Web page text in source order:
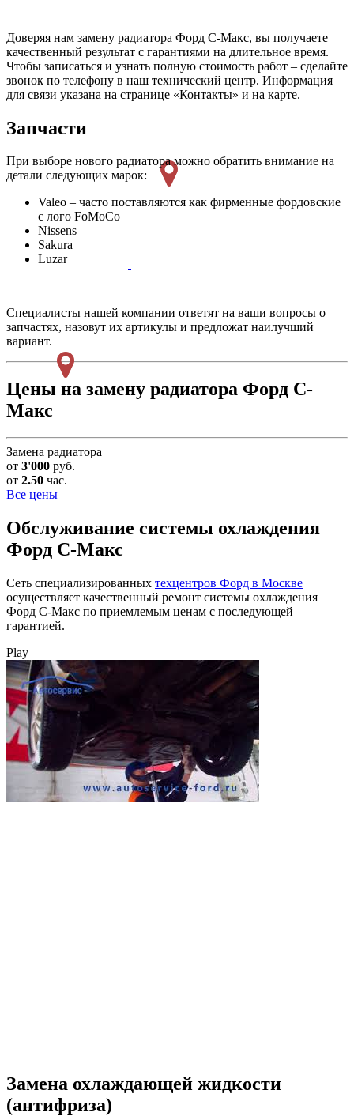
Доверяя нам замену радиатора Форд С-Макс, вы получаете
качественный результат с гарантиями на длительное время.
Чтобы записаться и узнать полную стоимость работ – сделайте
звонок по телефону в наш технический центр. Информация
для связи указана на странице «Контакты» и на карте.
Запчасти
При выборе нового радиатора можно обратить внимание на
детали следующих марок:
Valeo – часто поставляются как фирменные фордовские
с лого FoMoCo
Nissens
Sakura
Luzar
Специалисты нашей компании ответят на ваши вопросы о
запчастях, назовут их артикулы и предложат наилучший
вариант.
Цены на замену радиатора Форд С-
Макс
Замена радиатора
от 3'000 руб.
от 2.50 час.
Все цены
Обслуживание системы охлаждения
Форд С-Макс
Сеть специализированных техцентров Форд в Москве
осуществляет качественный ремонт системы охлаждения
Форд С-Макс по приемлемым ценам с последующей
гарантией.
Play
Замена охлаждающей жидкости
(антифриза)